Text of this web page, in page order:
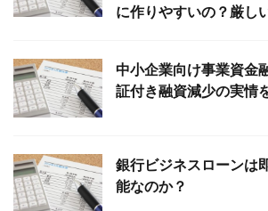
に作りやすいの？厳し
中小企業向け事業資金
証付き融資減少の実情
銀行ビジネスローンは
能なのか？